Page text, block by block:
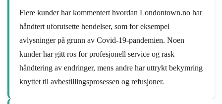
Flere kunder har kommentert hvordan Londontown.no har
håndtert uforutsette hendelser, som for eksempel
avlysninger på grunn av Covid-19-pandemien. Noen
kunder har gitt ros for profesjonell service og rask
håndtering av endringer, mens andre har uttrykt bekymring
knyttet til avbestillingsprosessen og refusjoner.